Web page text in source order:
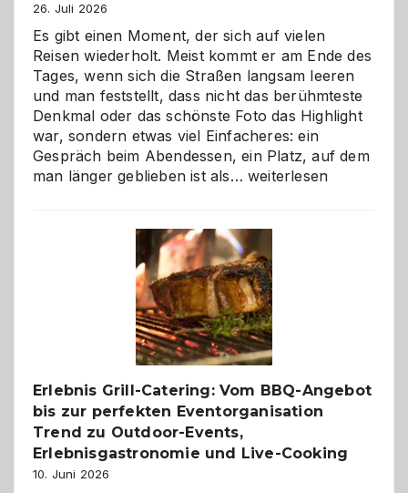
26. Juli 2026
Es gibt einen Moment, der sich auf vielen
Reisen wiederholt. Meist kommt er am Ende des
Tages, wenn sich die Straßen langsam leeren
und man feststellt, dass nicht das berühmteste
Denkmal oder das schönste Foto das Highlight
war, sondern etwas viel Einfacheres: ein
Gespräch beim Abendessen, ein Platz, auf dem
man länger geblieben ist als… Als
–
die
Gelegenheit,
neue
Reiseziele
zu
entdecken
weiterlesen
Erlebnis Grill-Catering: Vom BBQ-Angebot
bis zur perfekten Eventorganisation
Trend zu Outdoor-Events,
Erlebnisgastronomie und Live-Cooking
10. Juni 2026